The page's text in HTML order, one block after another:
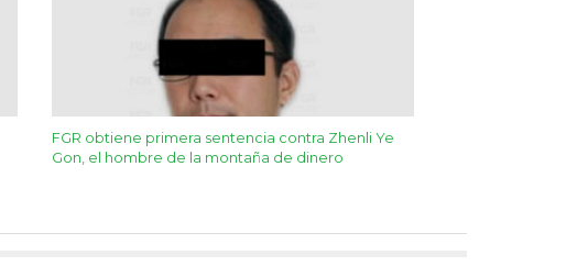
FGR obtiene primera sentencia contra Zhenli Ye
Gon, el hombre de la montaña de dinero